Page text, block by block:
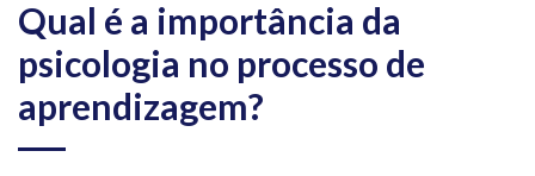
Qual é a importância da
psicologia no processo de
aprendizagem?